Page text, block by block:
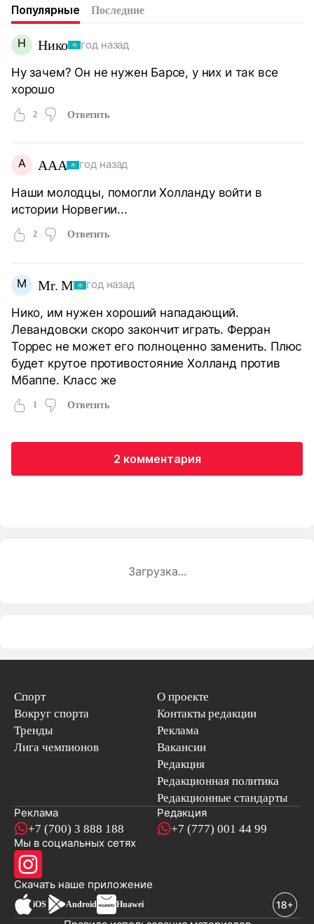
Популярные Последние
Н Нико год назад
Ну зачем? Он не нужен Барсе, у них и так все
хорошо
2 Ответить
A AAA год назад
Наши молодцы, помогли Холланду войти в
истории Норвегии...
2 Ответить
M Mr. M год назад
Нико, им нужен хороший нападающий.
Левандовски скоро закончит играть. Ферран
Торрес не может его полноценно заменить. Плюс
будет крутое противостояние Холланд против
Мбаппе. Класс же
1 Ответить
2 комментария
Загрузка...
Спорт
Вокруг спорта
Тренды
Лига чемпионов
О проекте
Контакты редакции
Реклама
Вакансии
Редакция
Редакционная политика
Редакционные стандарты
Реклама
+7 (700) 3 888 188
Редакция
+7 (777) 001 44 99
Мы в социальных сетях
Скачать наше приложениеновостей
iOS Android Huawei